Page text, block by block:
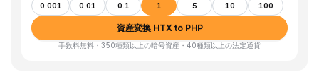
0.001 0.01 0.1 1 5 10 100
資産変換 HTX to PHP
手数料無料・350種類以上の暗号資産・40種類以上の法定通貨